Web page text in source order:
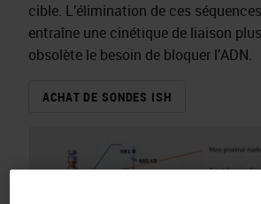
cible. L’élimination de ces
entraîne une cinétique de liaison
obsolète le besoin de bloquer l’ADN.
ACHAT DE SONDES ISH